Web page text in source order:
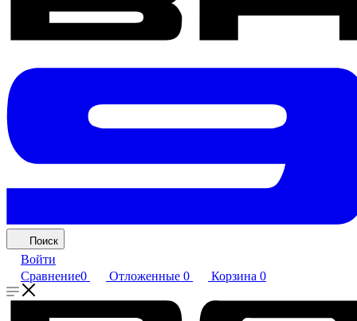
Поиск
Войти
Сравнение0 Отложенные 0 Корзина 0